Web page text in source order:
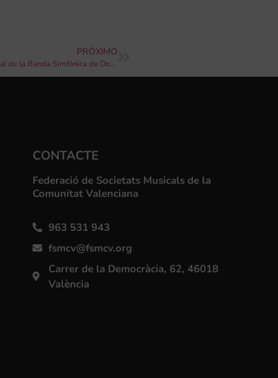
PRÓXIMO
La FSMCV obri el termini per a presentar candidatures a la direcció musical de la Banda Simfònica de Dones
CONTACTE
Federació de Societats Musicals de la
Comunitat Valenciana
963 531 943
fsmcv@fsmcv.org
Carrer de la Democràcia, 62, 46018
València